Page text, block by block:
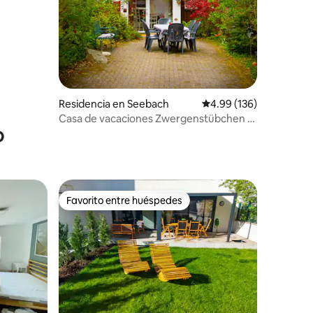
Residencia en Seebach Calificación promedio:
4.99 (136)
Casa de vacaciones Zwergenstübchen -
Favorito entre huéspedes
Favorito entre huéspedes